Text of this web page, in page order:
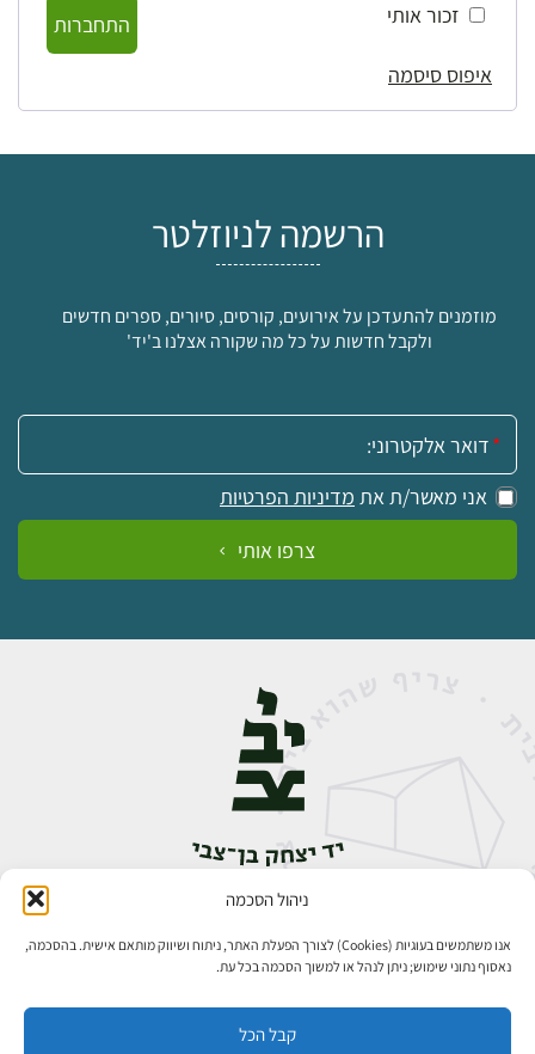
ניהול הסכמה
אנו משתמשים בעוגיות (Cookies) לצורך הפעלת האתר, ניתוח ושיווק מותאם אישית. בהסכמה,
נאסוף נתוני שימוש; ניתן לנהל או למשוך הסכמה בכל עת.
קבל הכל
זכור אותי
התחברות
איפוס סיסמה
הרשמה לניוזלטר
מוזמנים להתעדכן על אירועים, קורסים, סיורים, ספרים חדשים
ולקבל חדשות על כל מה שקורה אצלנו ב'יד'
אימייל:
אני מאשר/ת את מדיניות הפרטיות
צרפו אותי
אבן גבירול 14, רחביה, ירושלים